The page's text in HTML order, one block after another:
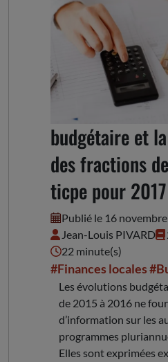
Avis sur les
budgétaire et
des fractions
ticpe pour 2017
Publié le 16
Jean-Louis PIVARD
22 minute(s)
#Finances locales
Les évolutions
de 2015 à 2016 ne
d’information sur les
programmes
Elles sont exprimées